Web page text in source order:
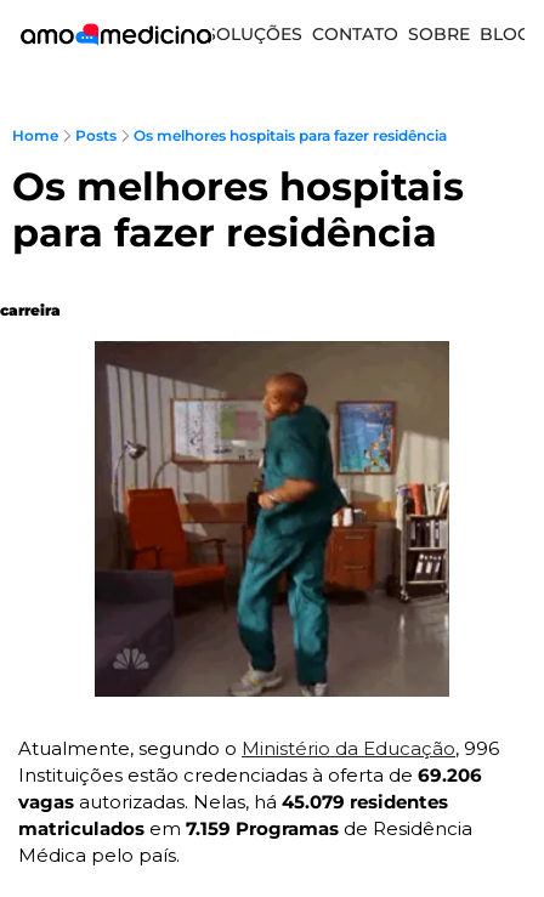
SOLUÇÕES CONTATO SOBRE BLOG
Home Posts Os melhores hospitais para fazer residência
Os melhores hospitais
para fazer residência
carreira
Atualmente, segundo o Ministério da Educação, 996
Instituições estão credenciadas à oferta de 69.206
vagas autorizadas. Nelas, há 45.079 residentes
matriculados em 7.159 Programas de Residência
Médica pelo país.